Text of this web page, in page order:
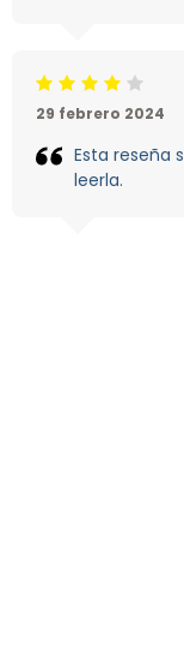
Calificación: 4 /5
29 febrero 2024
Esta reseña
leerla.